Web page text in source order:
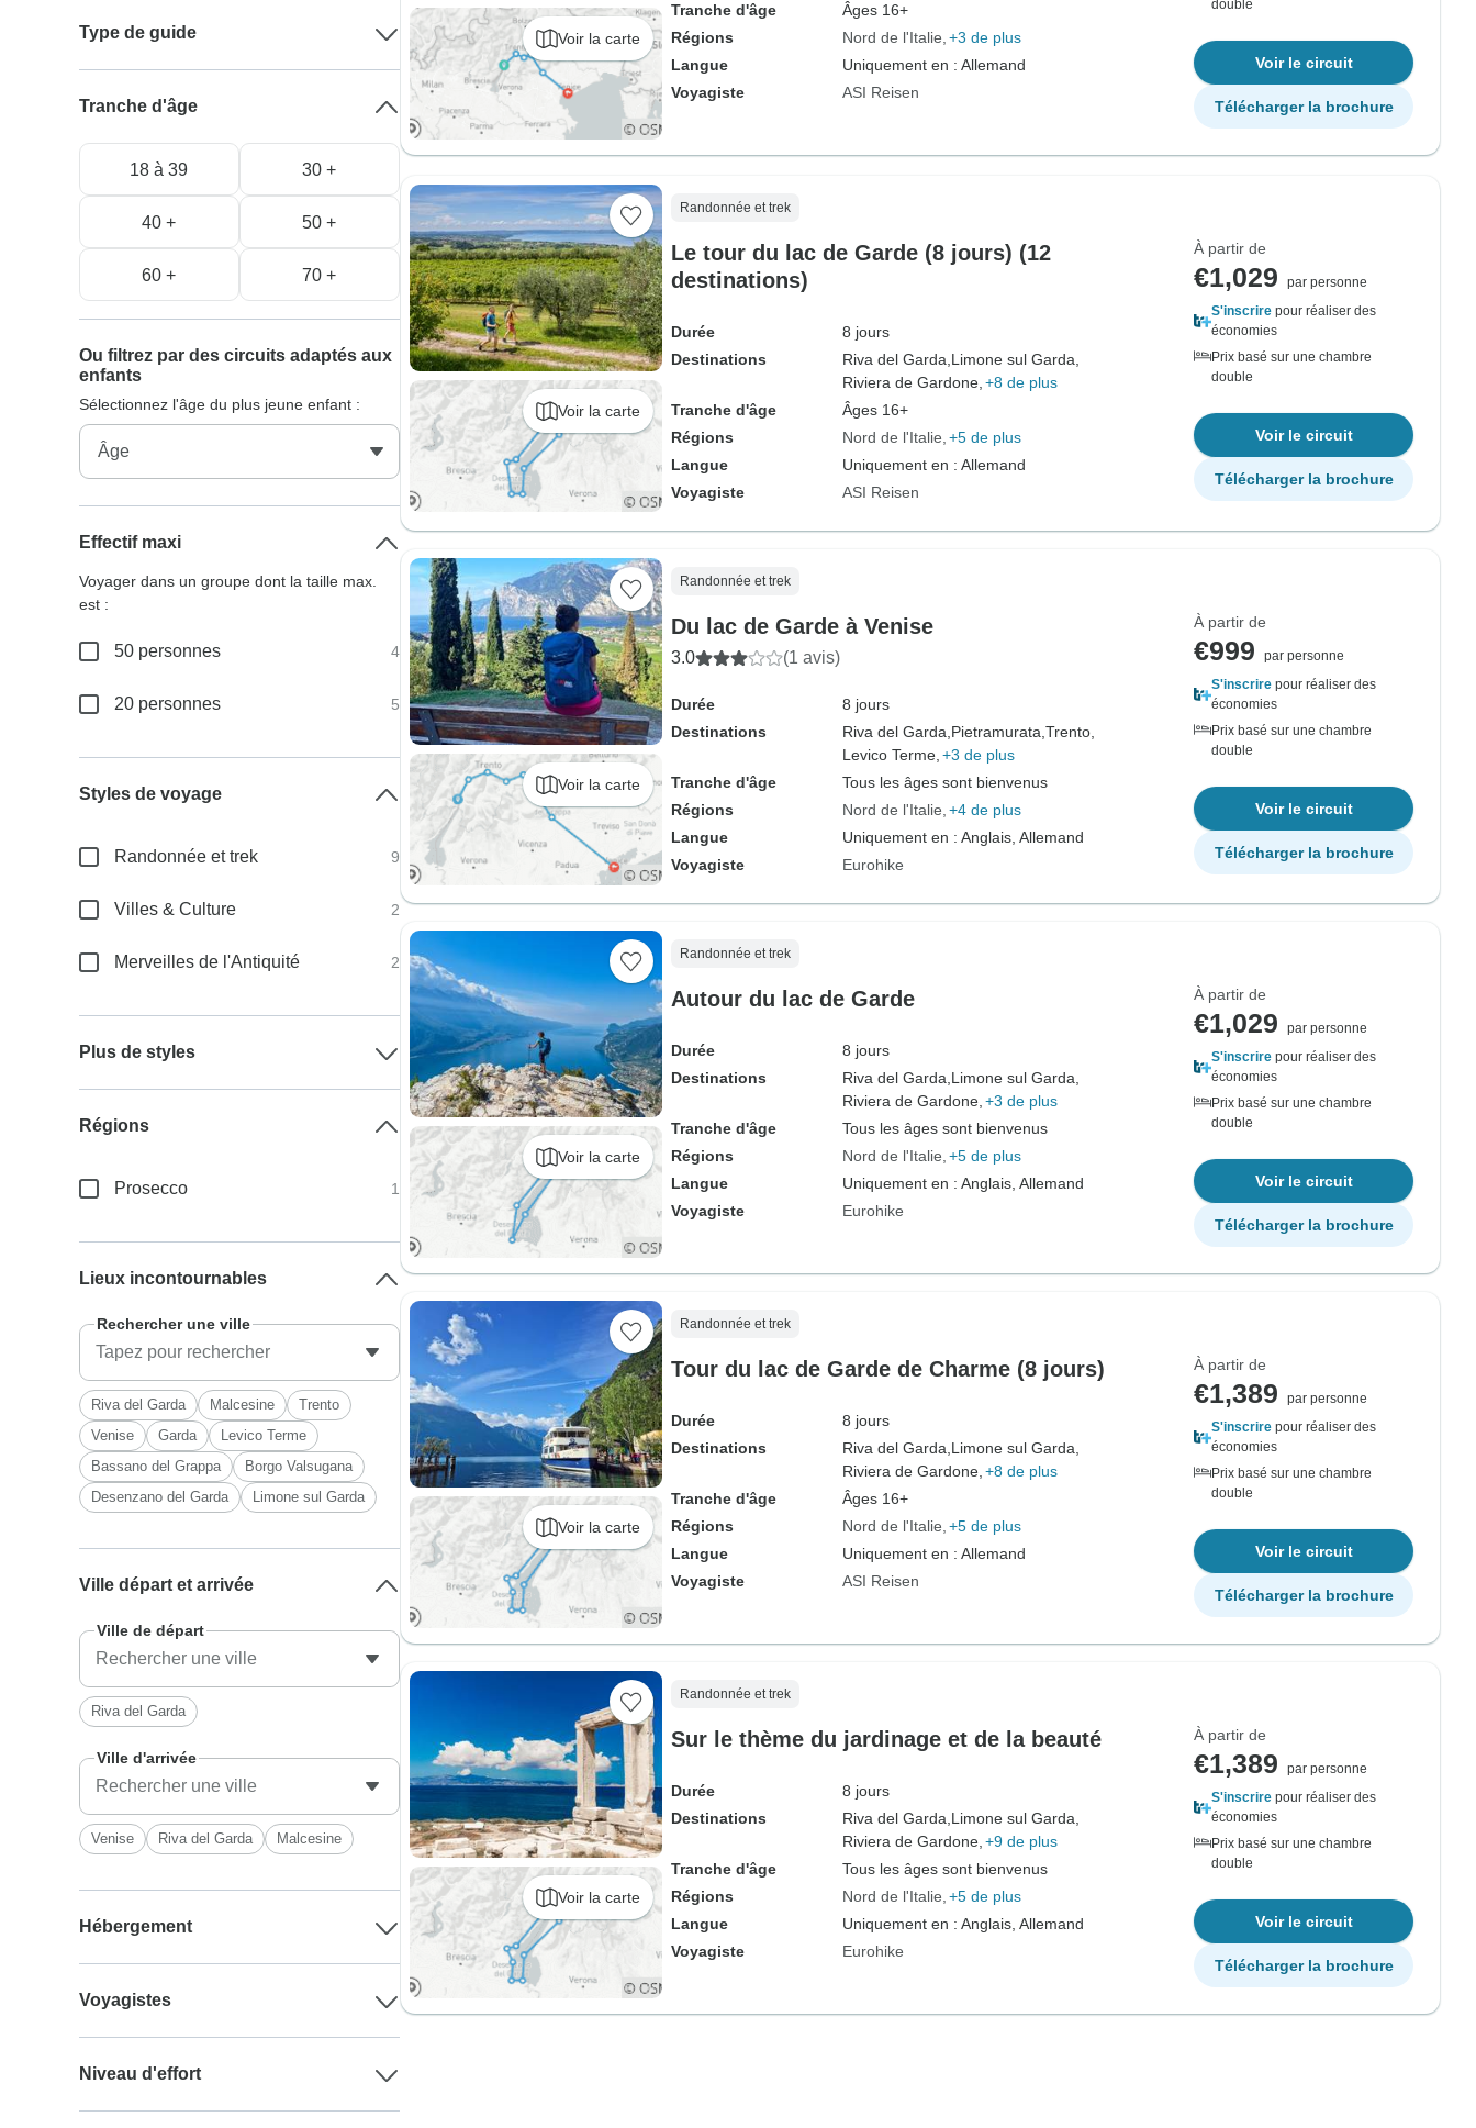
Voir la carte
Tranche d'âge
Âges 16+
Régions
Nord de l'Italie +3 de plus
Langue
Uniquement en : Allemand
Voyagiste
ASI Reisen
double
Voir le circuit
Télécharger la brochure
Voir la carte
Randonnée et trek
Le tour du lac de Garde (8 jours) (12
destinations)
Durée
8 jours
Destinations
Riva del Garda, Limone sul Garda,
Riviera de Gardone, +8 de plus
Tranche d'âge
Âges 16+
Régions
Nord de l'Italie +5 de plus
Langue
Uniquement en : Allemand
Voyagiste
ASI Reisen
À partir de
€1,029
par personne
S'inscrire pour réaliser des
économies
Prix basé sur une chambre
double
Voir le circuit
Télécharger la brochure
Voir la carte
Randonnée et trek
Du lac de Garde à Venise
3.0 (1 avis)
Durée
8 jours
Destinations
Riva del Garda, Pietramurata, Trento,
Levico Terme, +3 de plus
Tranche d'âge
Tous les âges sont bienvenus
Régions
Nord de l'Italie +4 de plus
Langue
Uniquement en : Anglais, Allemand
Voyagiste
Eurohike
À partir de
€999
par personne
S'inscrire pour réaliser des
économies
Prix basé sur une chambre
double
Voir le circuit
Télécharger la brochure
Voir la carte
Randonnée et trek
Autour du lac de Garde
Durée
8 jours
Destinations
Riva del Garda, Limone sul Garda,
Riviera de Gardone, +3 de plus
Tranche d'âge
Tous les âges sont bienvenus
Régions
Nord de l'Italie +5 de plus
Langue
Uniquement en : Anglais, Allemand
Voyagiste
Eurohike
À partir de
€1,029
par personne
S'inscrire pour réaliser des
économies
Prix basé sur une chambre
double
Voir le circuit
Télécharger la brochure
Voir la carte
Randonnée et trek
Tour du lac de Garde de Charme (8 jours)
Durée
8 jours
Destinations
Riva del Garda, Limone sul Garda,
Riviera de Gardone, +8 de plus
Tranche d'âge
Âges 16+
Régions
Nord de l'Italie +5 de plus
Langue
Uniquement en : Allemand
Voyagiste
ASI Reisen
À partir de
€1,389
par personne
S'inscrire pour réaliser des
économies
Prix basé sur une chambre
double
Voir le circuit
Télécharger la brochure
Voir la carte
Randonnée et trek
Sur le thème du jardinage et de la beauté
Durée
8 jours
Destinations
Riva del Garda, Limone sul Garda,
Riviera de Gardone, +9 de plus
Tranche d'âge
Tous les âges sont bienvenus
Régions
Nord de l'Italie +5 de plus
Langue
Uniquement en : Anglais, Allemand
Voyagiste
Eurohike
À partir de
€1,389
par personne
S'inscrire pour réaliser des
économies
Prix basé sur une chambre
double
Voir le circuit
Télécharger la brochure
Type de guide
Tranche d'âge
18 à 39 30 +
40 + 50 +
60 + 70 +
Ou filtrez par des circuits adaptés aux
enfants
Sélectionnez l'âge du plus jeune enfant :
Effectif maxi
Voyager dans un groupe dont la taille max.
est :
50 personnes 4
20 personnes 5
Styles de voyage
Randonnée et trek 9
Villes & Culture 2
Merveilles de l'Antiquité 2
Plus de styles
Régions
Prosecco 1
Lieux incontournables
Rechercher une ville
Riva del Garda Malcesine
Trento
Venise
Garda
Levico Terme
Bassano del Grappa
Borgo Valsugana
Desenzano del Garda
Limone sul Garda
Ville départ et arrivée
Ville de départ
Riva del Garda
Ville d'arrivée
Venise Riva del Garda Malcesine
Hébergement
Voyagistes
Niveau d'effort